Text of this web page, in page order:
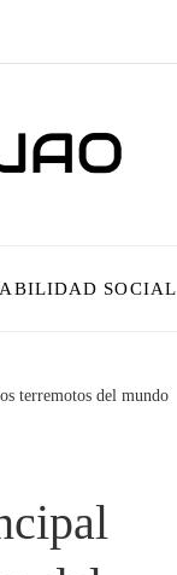
SOCIAL
terremotos del mundo